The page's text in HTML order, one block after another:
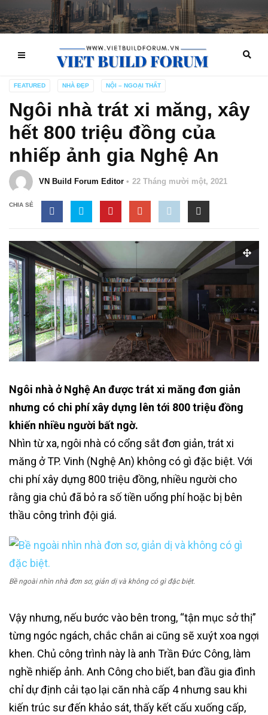
FEATURED NHÀ ĐẸP NỘI – NGOẠI THẤT
Ngôi nhà trát xi măng, xây
hết 800 triệu đồng của
nhiếp ảnh gia Nghệ An
VN Build Forum Editor 22 Tháng mười một, 2021
CHIA SẺ
Ngôi nhà ở Nghệ An được trát xi măng đơn giản
nhưng có chi phí xây dựng lên tới 800 triệu đồng
khiến nhiều người bất ngờ.
Nhìn từ xa, ngôi nhà có cổng sắt đơn giản, trát xi
măng ở TP. Vinh (Nghệ An) không có gì đặc biệt. Với
chi phí xây dựng 800 triệu đồng, nhiều người cho
rằng gia chủ đã bỏ ra số tiền uổng phí hoặc bị bên
thầu công trình đội giá.
Bề ngoài nhìn nhà đơn sơ, giản dị và không có gì đặc biệt.
Vậy nhưng, nếu bước vào bên trong, “tận mục sở thị”
từng ngóc ngách, chắc chắn ai cũng sẽ xuýt xoa ngợi
khen. Chủ công trình này là anh Trần Đức Công, làm
nghề nhiếp ảnh. Anh Công cho biết, ban đầu gia đình
chỉ dự định cải tạo lại căn nhà cấp 4 nhưng sau khi
kiến trúc sư đến khảo sát, thấy kết cấu xuống cấp,